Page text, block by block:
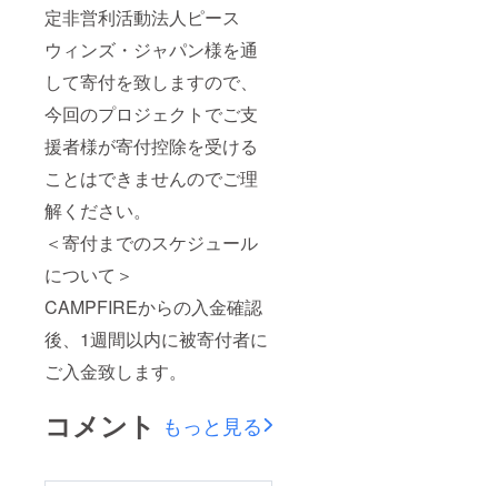
定非営利活動法人ピース
ウィンズ・ジャパン様を通
して寄付を致しますので、
今回のプロジェクトでご支
援者様が寄付控除を受ける
ことはできませんのでご理
解ください。
＜寄付までのスケジュール
について＞
CAMPFIREからの入金確認
後、1週間以内に被寄付者に
ご入金致します。
コメント もっと見る